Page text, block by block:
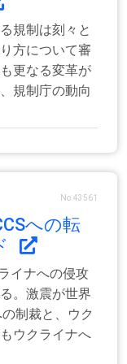
規制は刻々と
方について審
更なる変革が
規制庁の動向
No.43561
への転
イナへの侵攻
。激震が世界
制裁と、ウク
ウクライナへ